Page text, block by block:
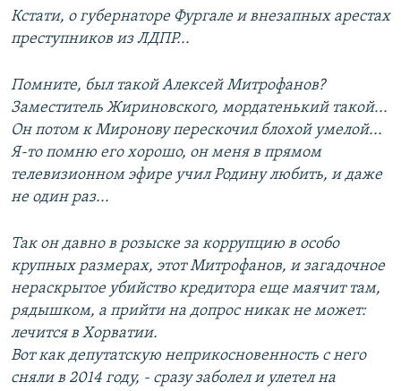
Кстати, о губернаторе Фургале и внезапных арестах
преступников из ЛДПР...
Помните, был такой Алексей Митрофанов?
Заместитель Жириновского, мордатенький такой...
Он потом к Миронову перескочил блохой умелой...
Я-то помню его хорошо, он меня в прямом
телевизионном эфире учил Родину любить, и даже
не один раз...
Так он давно в розыске за коррупцию в особо
крупных размерах, этот Митрофанов, и загадочное
нераскрытое убийство кредитора еще маячит там,
рядышком, а прийти на допрос никак не может:
лечится в Хорватии.
Вот как депутатскую неприкосновенность с него
сняли в 2014 году, - сразу заболел и улетел на